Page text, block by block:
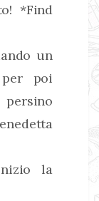
*Find
un
poi
la